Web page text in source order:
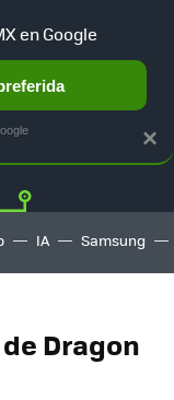
Twitter
IA Samsung
Dragon
×
en Google